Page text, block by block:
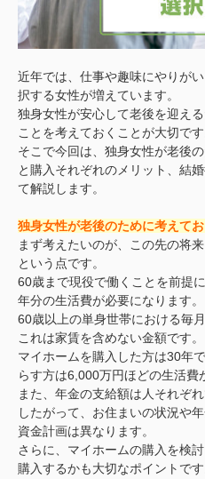
近年では、仕事や趣味にやりが
択する女性が増えています。
独身女性が安心して老後を迎え
ことを考えておくことが大切です
そこで今回は、独身女性が老後
と購入それぞれのメリット、結
て解説します。
独身女性が老後のために考えて
まず考えたいのが、この先の将
という点です。
60歳まで現役で働くことを前提
年分の生活費が必要になります。
60歳以上の単身世帯における毎
これは家賃を含めない金額です。
マイホームを購入した方は30年
らす方は6,000万円ほどの生活費
また、年金の支給額は人それぞれ
したがって、お住まいの状況や
資金計画は異なります。
さらに、マイホームの購入を検
購入するかも大切なポイントです